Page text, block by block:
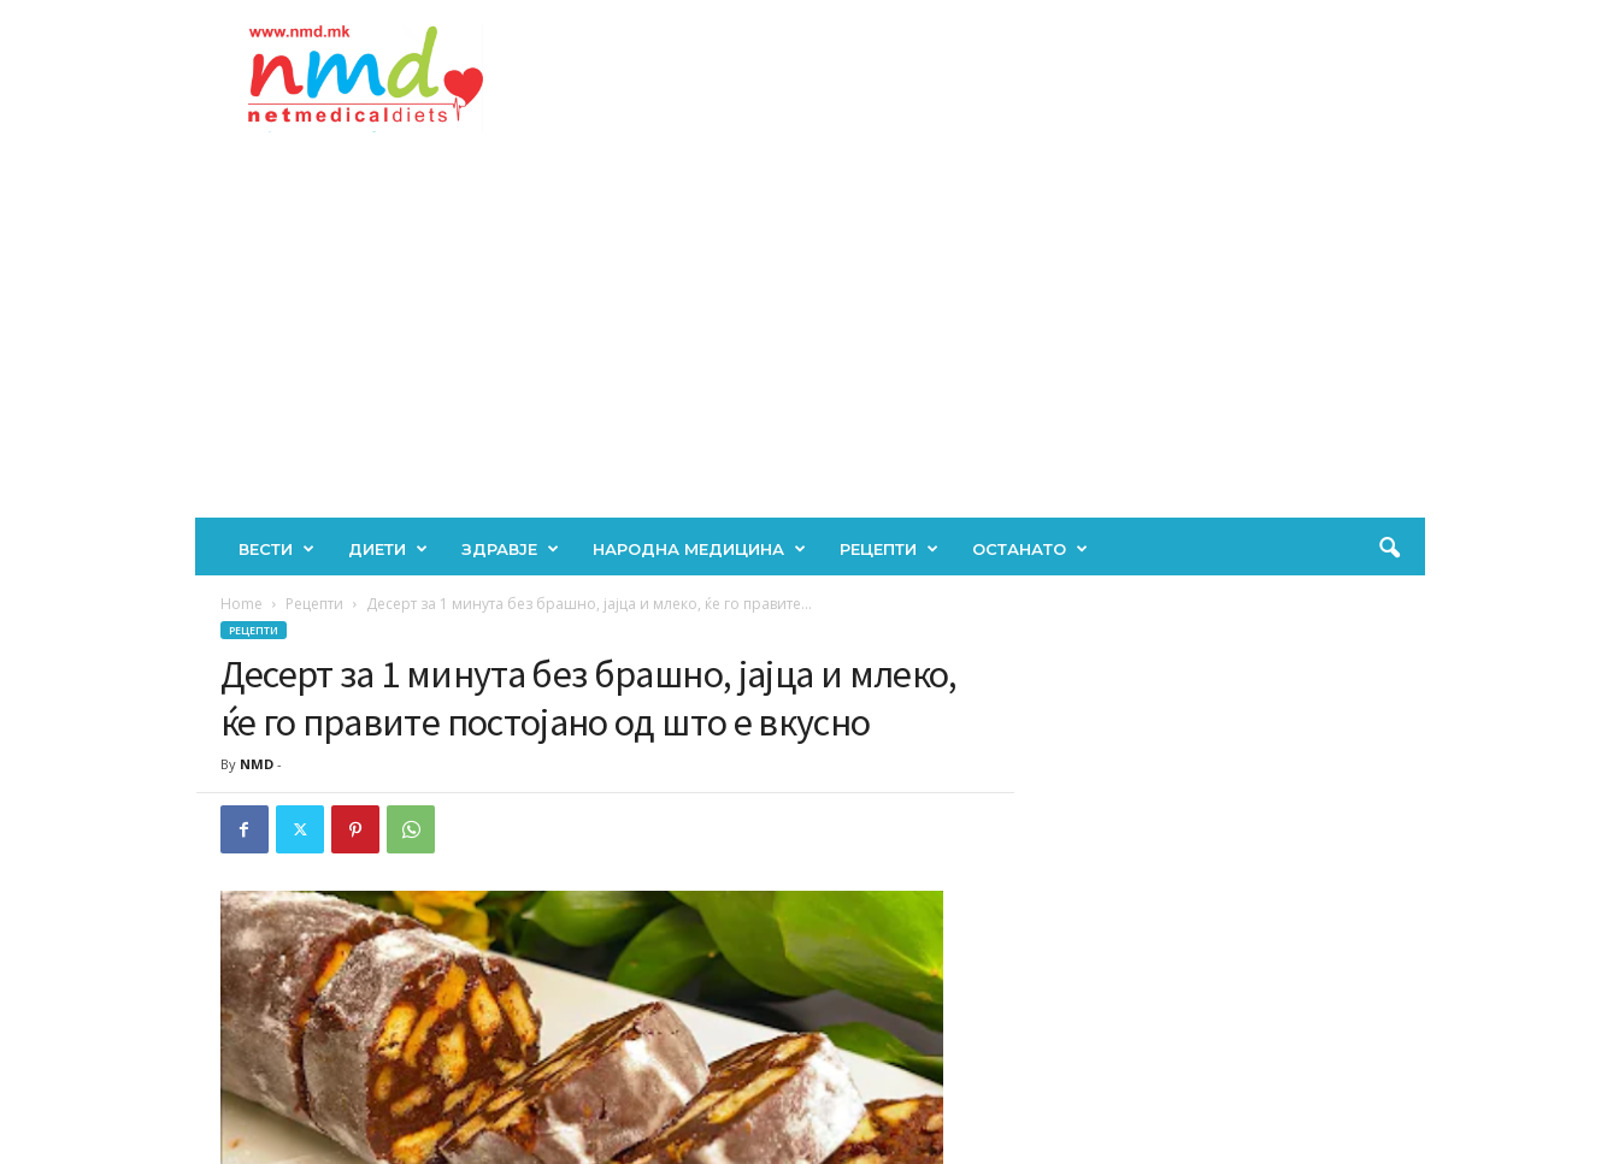
ВЕСТИ ДИЕТИ ЗДРАВЈЕ НАРОДНА МЕДИЦИНА РЕЦЕПТИ ОСТАНАТО
Home Рецепти Дeсерт за 1 минута без брашно, јајца и млеко, ќе го правите...
РЕЦЕПТИ
Дeсерт за 1 минута без брашно, јајца и млеко,
ќе го правите постојано од што е вкусно
By NMD-